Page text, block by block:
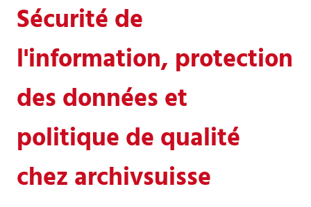
Sécurité de
l'information, protection
des données et
politique de qualité
chez archivsuisse